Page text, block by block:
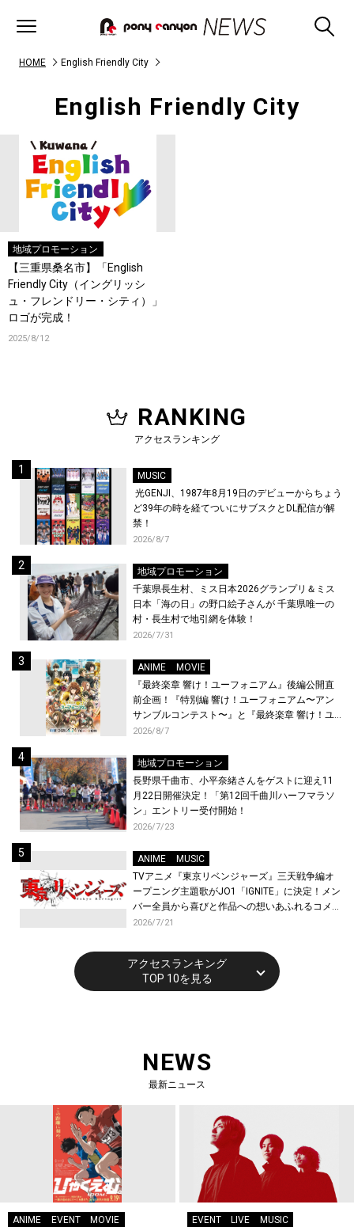
HOME English Friendly City
English Friendly City
地域プロモーション
【三重県桑名市】「English
Friendly City（イングリッシ
ュ・フレンドリー・シティ）」
ロゴが完成！
2025/8/12
RANKING
アクセスランキング
MUSIC
光GENJI、1987年8月19日のデビューからちょう
ど39年の時を経てついにサブスクとDL配信が解
禁！
2026/8/7
地域プロモーション
千葉県長生村、ミス日本2026グランプリ＆ミス
日本「海の日」の野口絵子さんが 千葉県唯一の
村・長生村で地引網を体験！
2026/7/31
ANIME
MOVIE
『最終楽章 響け！ユーフォニアム』後編公開直
前企画！『特別編 響け！ユーフォニアム〜アン
サンブルコンテスト〜』と『最終楽章 響け！ユ
ーフォニアム』前編の一挙上映が決定！
2026/8/7
地域プロモーション
長野県千曲市、小平奈緒さんをゲストに迎え11
月22日開催決定！「第12回千曲川ハーフマラソ
ン」エントリー受付開始！
2026/7/23
ANIME
MUSIC
TVアニメ『東京リベンジャーズ』三天戦争編オ
ープニング主題歌がJO1「IGNITE」に決定！メン
バー全員から喜びと作品への想いあふれるコメン
トが到着！9月に東京・大阪で先行上映会を開
2026/7/21
アクセスランキング
TOP 10を見る
NEWS
最新ニュース
ANIME EVENT MOVIE EVENT LIVE MUSIC